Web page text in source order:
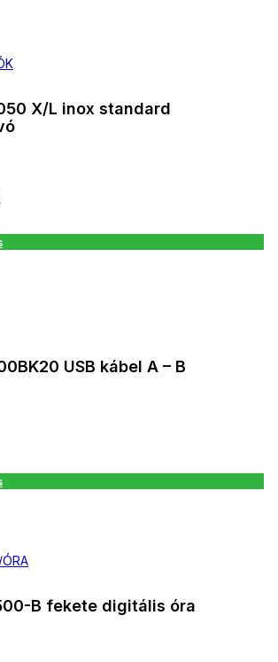
X/L inox standard
USB kábel A – B
B fekete digitális óra